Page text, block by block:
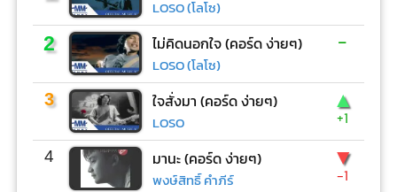
LOSO (โลโซ)
2 ไม่คิดนอกใจ (คอร์ด ง่ายๆ)
LOSO (โลโซ)
-
3 ใจสั่งมา (คอร์ด ง่ายๆ)
LOSO
▲
+1
4 มานะ (คอร์ด ง่ายๆ)
พงษ์สิทธิ์ คำภีร์
▼
-1